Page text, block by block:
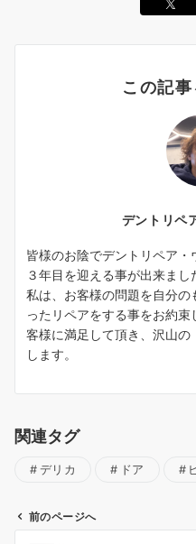
この記
デントリペ
皆様のお陰でデントリペア・
３年目を迎える事が出来まし
私は、お客様の問題を自分の
ったリペアをする事をお約
客様に満足して頂き、沢山の
します。
関連タグ
デリカ ドア
前のページへ